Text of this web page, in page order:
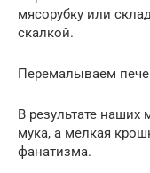
мясорубку или
скалкой.
Перемалываем
В результате
мука, а мелкая
фанатизма.